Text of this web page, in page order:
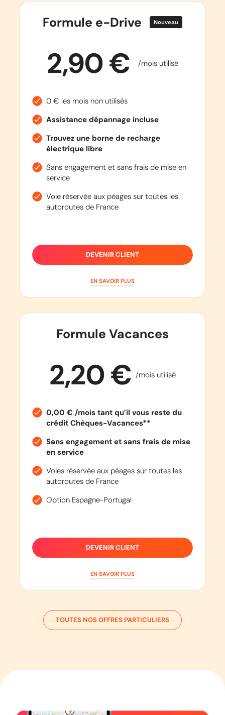
Formule e-Drive Nouveau
2,90 € /mois utilisé
0 € les mois non utilisés
Assistance dépannage incluse
Trouvez une borne de recharge
électrique libre
Sans engagement et sans frais de mise en
service
Voie réservée aux péages sur toutes les
autoroutes de France
DEVENIR CLIENT
EN SAVOIR PLUS
Formule Vacances
2,20 € /mois utilisé
0,00 € /mois tant qu’il vous reste du
crédit Chèques-Vacances**
Sans engagement et sans frais de mise
en service
Voies réservée aux péages sur toutes les
autoroutes de France
Option Espagne-Portugal
DEVENIR CLIENT
EN SAVOIR PLUS
TOUTES NOS OFFRES PARTICULIERS